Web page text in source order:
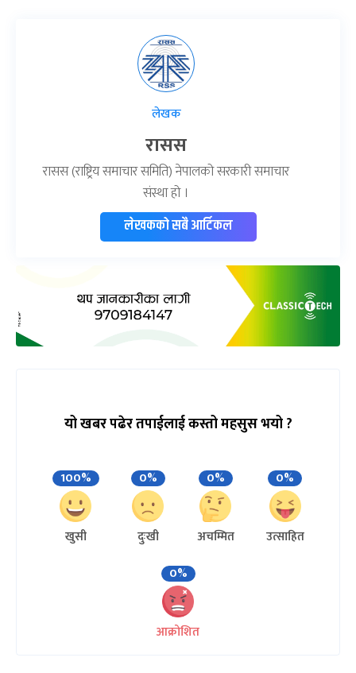
लेखक
रासस
रासस (राष्ट्रिय समाचार समिति) नेपालको सरकारी समाचार
संस्था हो ।
लेखकको सबै आर्टिकल
यो खबर पढेर तपाईलाई कस्तो महसुस भयो ?
100%
खुसी
0%
दुःखी
0%
अचम्मित
0%
उत्साहित
0%
आक्रोशित